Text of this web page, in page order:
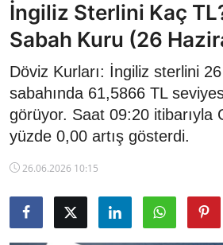
Döviz Kurları
Fonlar
Kripto Paralar
Çeviriciler
TCMB Kurları
Emtia Fiyatları
İngiliz Sterlini Kaç
Sabah Kuru (26
Döviz Kurları: İngiliz sterlini
sabahında 61,5866 TL
görüyor. Saat 09:20 itibarıyla
yüzde 0,00 artış gösterdi.
26.06.2026 10:15